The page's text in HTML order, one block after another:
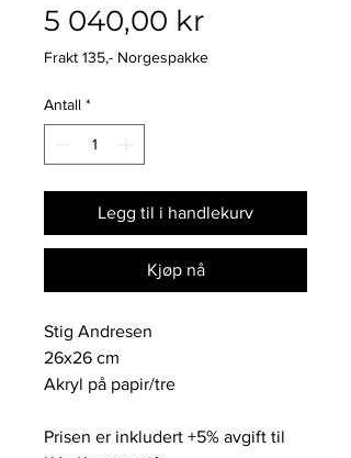
5 040,00 krPris
Frakt 135,- Norgespakke
Antall *
Legg til i handlekurv
Kjøp nå
Stig Andresen
26x26 cm
Akryl på papir/tre
Prisen er inkludert +5% avgift til